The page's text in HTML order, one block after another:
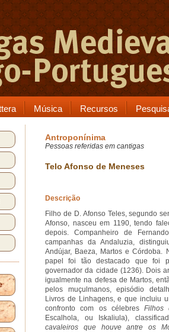
Música Recursos
Antroponínima
Pessoas referidas em cantigas
Telo Afonso de Meneses
Descrição
Filho de D. Afonso Teles, segundo
Afonso, nasceu em 1190, tendo
depois. Companheiro de
campanhas da Andaluzia,
Andújar, Baeza, Martos e Córdoba.
papel foi tão destacado que foi
governador da cidade (1236). Dois
igualmente na defesa de Martos,
pelos muçulmanos, episódio
Livros de Linhagens, e que incluiu
confronto com os célebresFilhos
Escalhola, ou Iskaliula),
cavaleiros que houve antre os